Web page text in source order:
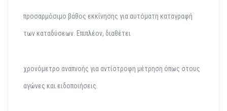
προσαρμόσιμο βάθος εκκίνησης για αυτόματη καταγραφή
των καταδύσεων. Επιπλέον, διαθέτει
χρονόμετρο αναπνοής για αντίστροφη μέτρηση όπως στους
αγώνες και ειδοποιήσεις.